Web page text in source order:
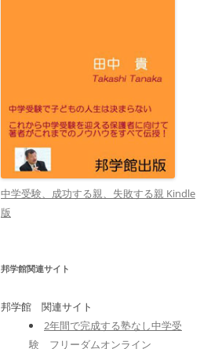
中学受験、成功する親、失敗する親 Kindle
版
邦学館関連サイト
邦学館 関連サイト
2年間で完成する塾なし中学受
験 フリーダムオンライン